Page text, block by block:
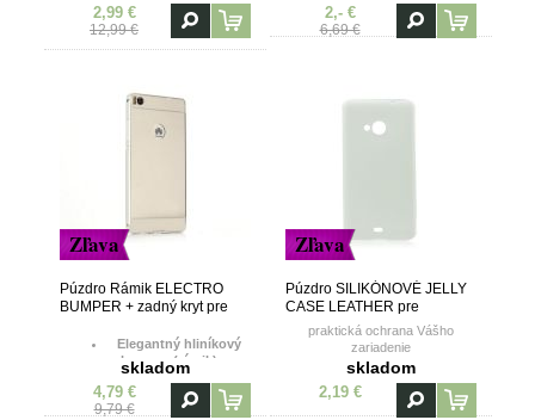
2,99 €
12,99 €
2,- €
6,69 €
Zľava
Púzdro Rámik ELECTRO
BUMPER + zadný kryt pre
(A500) - strieborné
Elegantný hliníkový
bumper (rámik) so
zvýšenými hranami
skladom
4,79 €
9,79 €
Zľava
Púzdro SILIKÓNOVÉ JELLY
CASE LEATHER pre
SAMSUNG GALAXY A5
(A500) - biele
praktická ochrana Vášho
zariadenie
skladom
2,19 €